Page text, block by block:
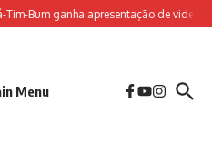
Bum ganha apresentação de video
Menu